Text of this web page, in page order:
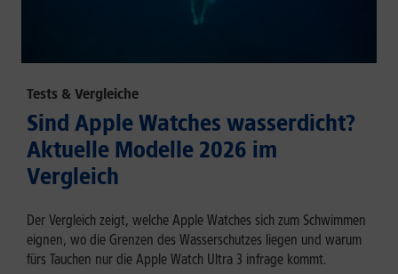
Tests & Vergleiche
Sind Apple Watches wasserdicht?
Aktuelle Modelle 2026 im
Vergleich
Der Vergleich zeigt, welche Apple Watches sich zum Schwimmen
eignen, wo die Grenzen des Wasserschutzes liegen und warum
fürs Tauchen nur die Apple Watch Ultra 3 infrage kommt.